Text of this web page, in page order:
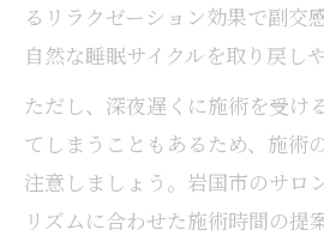
るリラクゼーション効果で副交
自然な睡眠サイクルを取り戻し
ただし、深夜遅くに施術を受け
てしまうこともあるため、施術
注意しましょう。岩国市のサロ
リズムに合わせた施術時間の提